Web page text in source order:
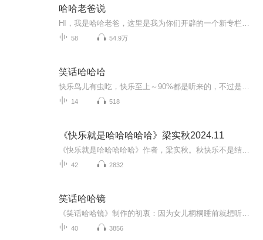
哈哈老爸说
58 54.9万
笑话哈哈哈
14 518
《快乐就是哈哈哈哈哈》梁实秋2024.11
42 2832
笑话哈哈镜
40 3856